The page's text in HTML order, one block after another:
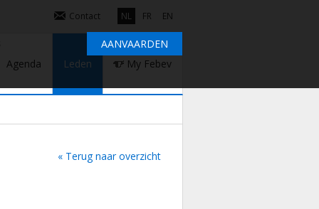
Contact NL FR EN
Agenda Leden My Febev
« Terug naar overzicht
AANVAARDEN